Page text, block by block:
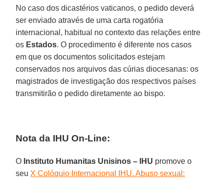
No caso dos dicastérios vaticanos, o pedido deverá
ser enviado através de uma carta rogatória
internacional, habitual no contexto das relações entre
os Estados. O procedimento é diferente nos casos
em que os documentos solicitados estejam
conservados nos arquivos das cúrias diocesanas: os
magistrados de investigação dos respectivos países
transmitirão o pedido diretamente ao bispo.
Nota da IHU On-Line:
O Instituto Humanitas Unisinos – IHU promove o
seu X Colóquio Internacional IHU. Abuso sexual: